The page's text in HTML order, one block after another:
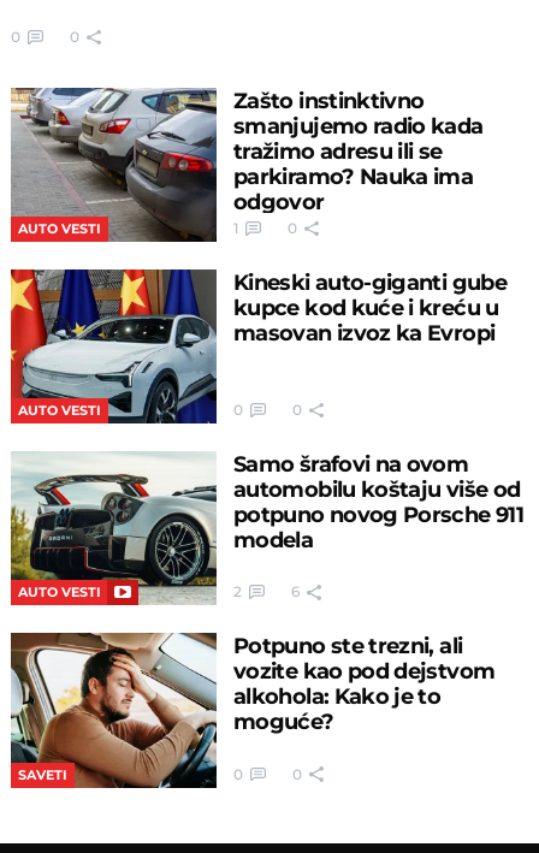
0 0
AUTO VESTI
Zašto instinktivno
smanjujemo radio kada
tražimo adresu ili se
parkiramo? Nauka ima
odgovor
1 0
AUTO VESTI
Kineski auto-giganti gube
kupce kod kuće i kreću u
masovan izvoz ka Evropi
0 0
AUTO VESTI
Samo šrafovi na ovom
automobilu koštaju više od
potpuno novog Porsche 911
modela
2 6
SAVETI
Potpuno ste trezni, ali
vozite kao pod dejstvom
alkohola: Kako je to
moguće?
0 0